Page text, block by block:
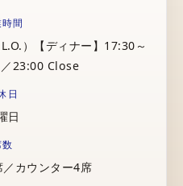
間
）【ディナー】17:30～
23:00 Close
日
日
数
カウンター4席